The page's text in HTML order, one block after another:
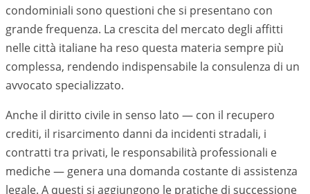
condominiali sono questioni che si presentano con
grande frequenza. La crescita del mercato degli affitti
nelle città italiane ha reso questa materia sempre più
complessa, rendendo indispensabile la consulenza di un
avvocato specializzato.
Anche il diritto civile in senso lato — con il recupero
crediti, il risarcimento danni da incidenti stradali, i
contratti tra privati, le responsabilità professionali e
mediche — genera una domanda costante di assistenza
legale. A questi si aggiungono le pratiche di successione